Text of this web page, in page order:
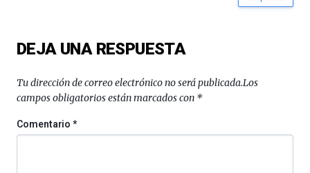
DEJA UNA RESPUESTA
Tu dirección de correo electrónico no será publicada.Los
campos obligatorios están marcados con *
Comentario*